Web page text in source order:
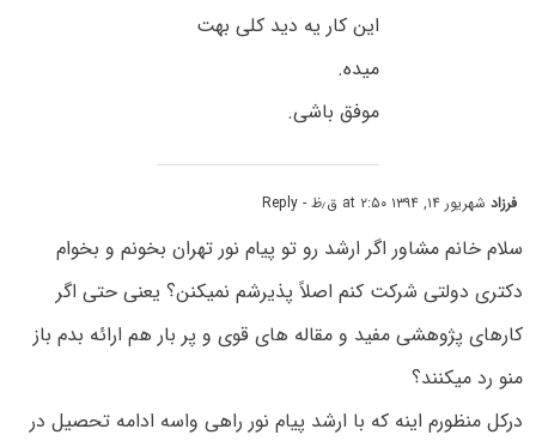
این کار یه دید کلی بهت
میده.
موفق باشی.
فرزادشهریور ۱۴, ۱۳۹۴ at ۲:۵۰ ق٫ظ - Reply
سلام خانم مشاور اگر ارشد رو تو پیام نور تهران بخونم و بخوام
دکتری دولتی شرکت کنم اصلاً پذیرشم نمیکنن؟ یعنی حتی اگر
کارهای پژوهشی مفید و مقاله های قوی و پر بار هم ارائه بدم باز
منو رد میکنند؟
درکل منظورم اینه که با ارشد پیام نور راهی واسه ادامه تحصیل در